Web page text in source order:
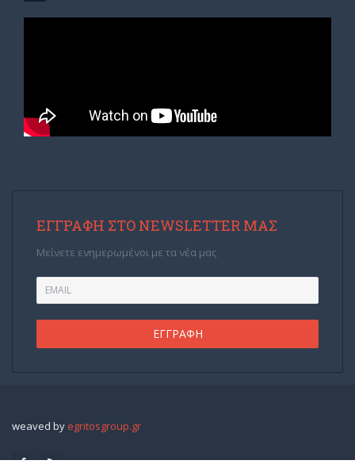
ΕΓΓΡΑΦΉ ΣΤΟ NEWSLETTER ΜΑΣ
Μείνετε ενημερωμένοι με τα νέα μας
weaved by egritosgroup.gr